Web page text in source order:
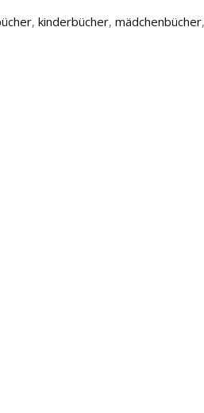
, kinderbücher, mädchenbücher,